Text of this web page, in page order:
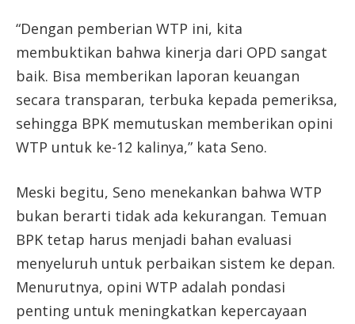
“Dengan pemberian WTP ini, kita
membuktikan bahwa kinerja dari OPD sangat
baik. Bisa memberikan laporan keuangan
secara transparan, terbuka kepada pemeriksa,
sehingga BPK memutuskan memberikan opini
WTP untuk ke-12 kalinya,” kata Seno.
Meski begitu, Seno menekankan bahwa WTP
bukan berarti tidak ada kekurangan. Temuan
BPK tetap harus menjadi bahan evaluasi
menyeluruh untuk perbaikan sistem ke depan.
Menurutnya, opini WTP adalah pondasi
penting untuk meningkatkan kepercayaan